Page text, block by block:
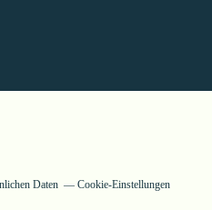
Daten Cookie-Einstellungen